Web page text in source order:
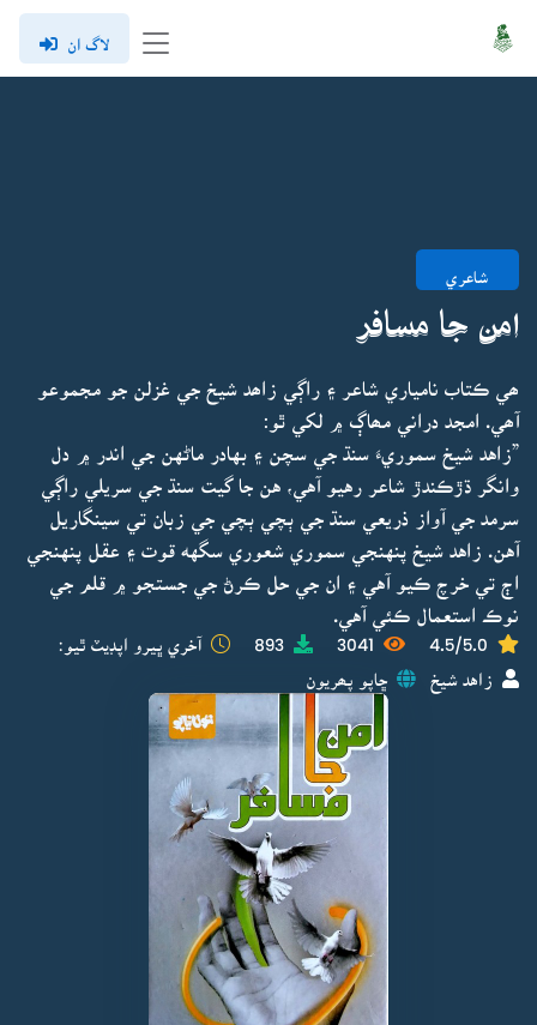
لاگ ان
شاعري
امن جا مسافر
ھي ڪتاب نامياري شاعر ۽ راڳي زاھد شيخ جي غزلن جو مجموعو
آھي. امجد دراني مھاڳ ۾ لکي ٿو:
”زاهد شيخ سموريءَ سنڌ جي سچن ۽ بهادر ماڻهن جي اندر ۾ دل
وانگر ڌڙڪندڙ شاعر رهيو آهي، هن جا گيت سنڌ جي سريلي راڳي
سرمد جي آواز ذريعي سنڌ جي ٻچي ٻچي جي زبان تي سينگاريل
آهن. زاهد شيخ پنهنجي سموري شعوري سگهه قوت ۽ عقل پنهنجي
اڄ تي خرچ ڪيو آهي ۽ ان جي حل ڪرڻ جي جستجو ۾ قلم جي
نوڪ استعمال ڪئي آهي.
4.5/5.0
3041
893 آخري ڀيرو اپڊيٽ ٿيو:
زاهد شيخ ڇاپو پھريون